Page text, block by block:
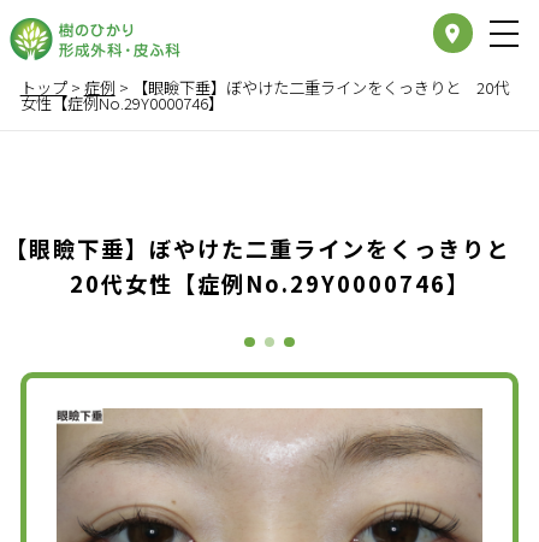
place
トップ> 症例 > 【眼瞼下垂】ぼやけた二重ラインをくっきりと 20代
女性【症例No.29Y0000746】
【眼瞼下垂】ぼやけた二重ラインをくっきりと
20代女性【症例No.29Y0000746】